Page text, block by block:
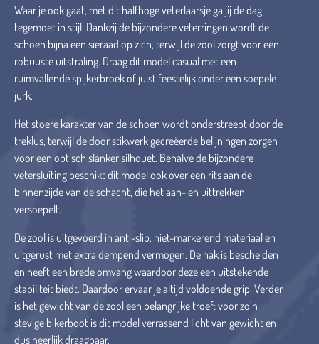
Waar je ook gaat, met dit halfhoge veterlaarsje ga jij de dag
tegemoet in stijl. Dankzij de bijzondere veterringen wordt de
schoen bijna een sieraad op zich, terwijl de zool zorgt voor een
robuuste uitstraling. Draag dit model casual met een
ruimvallende spijkerbroek of juist feestelijk onder een soepele
jurk.
Het stoere karakter van de schoen wordt onderstreept door de
treklus, terwijl de door stikwerk gecreëerde belijningen zorgen
voor een optisch slanker silhouet. Behalve de bijzondere
vetersluiting beschikt dit model ook over een rits aan de
binnenzijde van de schacht, die het aan- en uittrekken
versoepelt.
De zool is uitgevoerd in anti-slip, niet-markerend materiaal en
uitgerust met extra dempend vermogen. De hak is bescheiden
en heeft een brede omvang waardoor deze een uitstekende
stabiliteit biedt. Daardoor ervaar je altijd voldoende grip. Verder
is het gewicht van de zool een belangrijke troef: voor zo’n
stevige bikerboot is dit model verrassend licht van gewicht en
dus heerlijk draagbaar.